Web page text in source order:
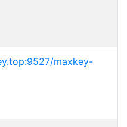
maxkey-